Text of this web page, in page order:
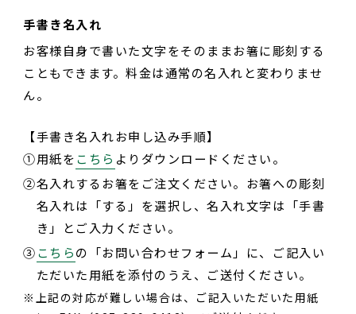
手書き名入れ
お客様自身で書いた文字をそのままお箸に彫刻する
こともできます。料金は通常の名入れと変わりませ
ん。
【手書き名入れお申し込み手順】
①用紙をこちら よりダウンロードください。
②名入れするお箸をご注文ください。お箸への彫刻
名入れは「する」を選択し、名入れ文字は「手書
き」とご入力ください。
③こちらの「お問い合わせフォーム」に、ご記入い
ただいた用紙を添付のうえ、ご送付ください。
上記の対応が難しい場合は、ご記入いただいた用紙